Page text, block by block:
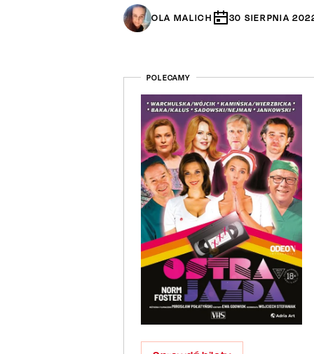
OLA MALICH 30 SIERPNIA
POLECAMY